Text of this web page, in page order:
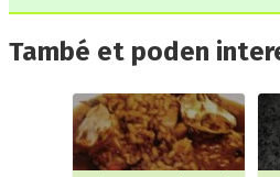
També et poden